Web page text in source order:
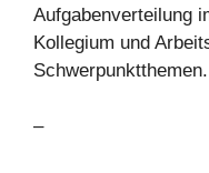
Aufgabenverteilung
Kollegium und
Schwerpunktthemen.
–